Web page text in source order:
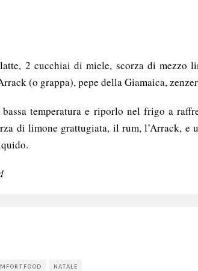
2 cucchiai di miele, scorza di mezzo
(o grappa), pepe della Giamaica,
temperatura e riporlo nel frigo a
di limone grattugiata, il rum, l’Arrack, e
NATALE